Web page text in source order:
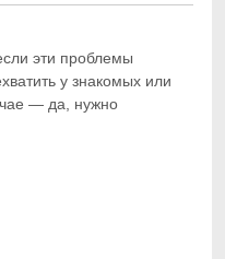
эти проблемы
у знакомых или
— да, нужно